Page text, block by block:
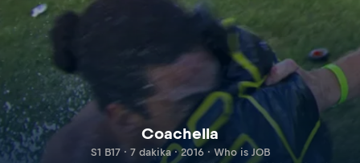
Coachella
S1 B17 · 7 dakika · 2016 · Who is JOB